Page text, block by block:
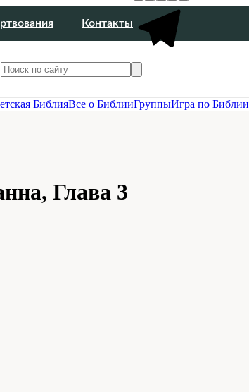
Контакты
БиблияВсе о БиблииГруппыИгра по Библии
Глава 3